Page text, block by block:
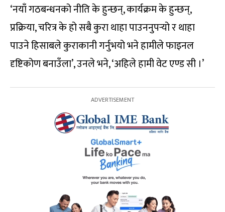
‘नयाँ गठबन्धनको नीति के हुन्छन्, कार्यक्रम के हुन्छन्,
प्रक्रिया, चरित्र के हो सबै कुरा थाहा पाउननुपर्‍यो र थाहा
पाउने हिसाबले कुराकानी गर्नुभयो भने हामीले फाइनल
दृष्टिकोण बनाउँला’, उनले भने, ‘अहिले हामी वेट एण्ड सी ।’